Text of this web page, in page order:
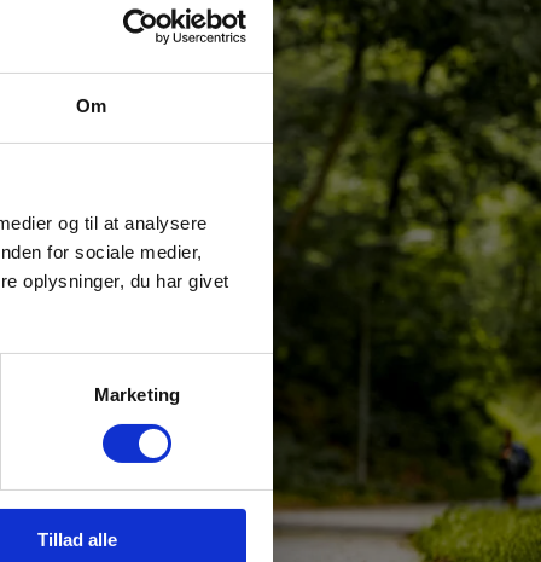
Om
og til at analysere
for sociale medier,
oplysninger, du har givet
Marketing
Tillad alle